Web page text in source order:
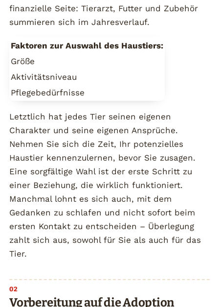
finanzielle Seite: Tierarzt, Futter und Zubehör
summieren sich im Jahresverlauf.
Faktoren zur Auswahl des Haustiers:
Größe
Aktivitätsniveau
Pflegebedürfnisse
Letztlich hat jedes Tier seinen eigenen
Charakter und seine eigenen Ansprüche.
Nehmen Sie sich die Zeit, Ihr potenzielles
Haustier kennenzulernen, bevor Sie zusagen.
Eine sorgfältige Wahl ist der erste Schritt zu
einer Beziehung, die wirklich funktioniert.
Manchmal lohnt es sich auch, mit dem
Gedanken zu schlafen und nicht sofort beim
ersten Kontakt zu entscheiden – Überlegung
zahlt sich aus, sowohl für Sie als auch für das
Tier.
Vorbereitung auf die Adoption